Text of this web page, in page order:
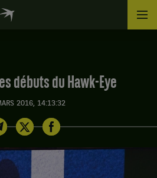
débuts du Hawk-Eye
2016, 14:13:32